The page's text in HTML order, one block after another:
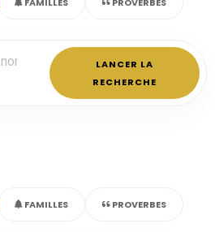
LANCER LA
RECHERCHE
FAMILLES PROVERBES